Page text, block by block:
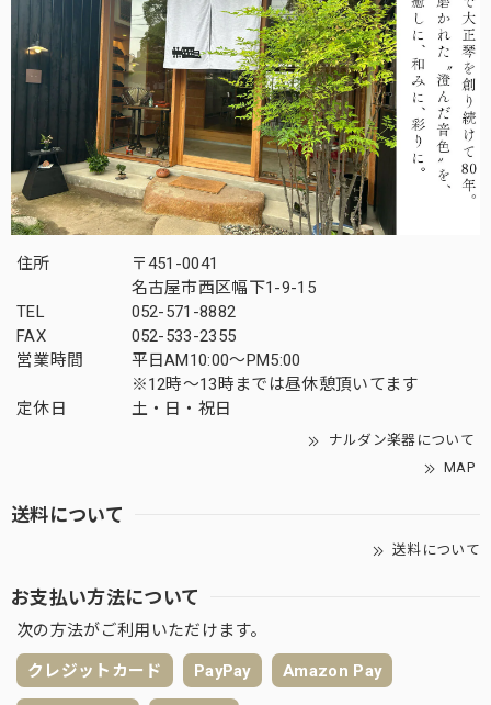
住所
〒451-0041
名古屋市西区幅下1-9-15
TEL
052-571-8882
FAX
052-533-2355
営業時間
平日AM10:00～PM5:00
※12時～13時までは昼休憩頂いてます
定休日
土・日・祝日
ナルダン楽器について
MAP
送料について
送料について
お支払い方法について
次の方法がご利用いただけます。
クレジットカード PayPay Amazon Pay